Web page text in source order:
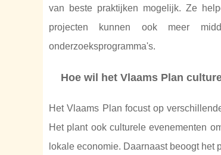
van beste praktijken mogelijk. Ze
projecten kunnen ook meer
onderzoeksprogramma's.
Hoe wil het Vlaams Plan
Het Vlaams Plan focust op
Het plant ook culturele evenementen
lokale economie. Daarnaast beoogt het